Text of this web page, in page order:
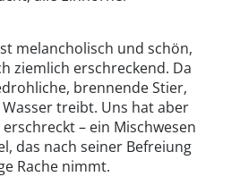
melancholisch und schön,
ziemlich erschreckend. Da
brennende Stier,
treibt. Uns hat aber
– ein Mischwesen
das nach seiner Befreiung
Rache nimmt.